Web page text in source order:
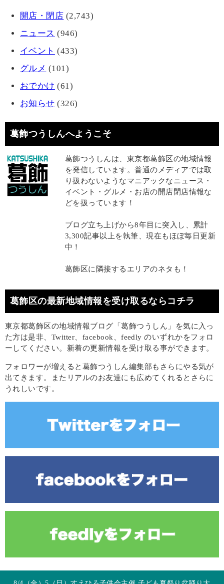
開店・閉店 (2,743)
ニュース (946)
イベント (433)
グルメ (101)
おでかけ (61)
お知らせ (326)
葛飾つうしんへようこそ
葛飾つうしんは、東京都葛飾区の地域情報
を発信しています。普通のメディアでは取
り扱わないようなマニアックなニュース・
イベント・グルメ・お店の開店閉店情報な
どを扱っています！
ブログ立ち上げから8年目に突入し、累計
3,300記事以上を執筆、現在もほぼ毎日更新
中！
葛飾区に隣接するエリアのネタも！
葛飾区の最新地域情報を受け取るならコチラ
東京都葛飾区の地域情報ブログ「葛飾つうしん」を気に入っ
た方は是非、Twitter、facebook、feedly のいずれかをフォロ
ーしてください。新着の更新情報を受け取る事ができます。
フォロワーが増えると葛飾つうしん編集部もさらにやる気が
出てきます。またリアルのお友達にも広めてくれるとさらに
うれしいです。